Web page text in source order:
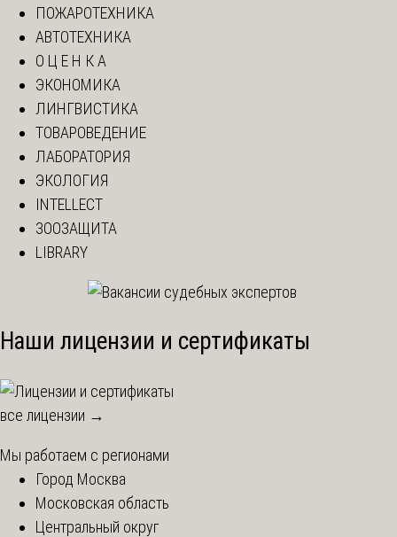
ПОЖАРОТЕХНИКА
АВТОТЕХНИКА
О Ц Е Н К А
ЭКОНОМИКА
ЛИНГВИСТИКА
ТОВАРОВЕДЕНИЕ
ЛАБОРАТОРИЯ
ЭКОЛОГИЯ
INTELLECT
ЗООЗАЩИТА
LIBRARY
Наши лицензии и сертификаты
все лицензии →
Мы работаем с регионами
Город Москва
Московская область
Центральный округ